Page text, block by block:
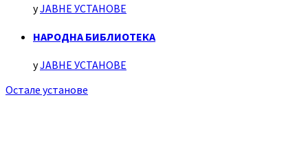
уЈАВНЕ УСТАНОВЕ
НАРОДНА БИБЛИОТЕКА
уЈАВНЕ УСТАНОВЕ
Остале установе